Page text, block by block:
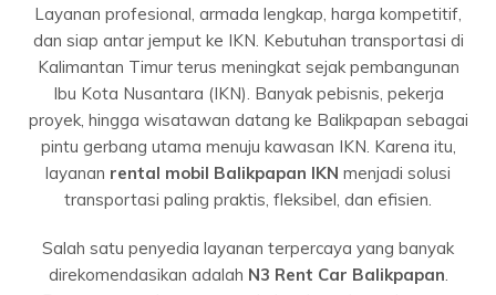
Layanan profesional, armada lengkap, harga kompetitif,
dan siap antar jemput ke IKN. Kebutuhan transportasi di
Kalimantan Timur terus meningkat sejak pembangunan
Ibu Kota Nusantara (IKN). Banyak pebisnis, pekerja
proyek, hingga wisatawan datang ke Balikpapan sebagai
pintu gerbang utama menuju kawasan IKN. Karena itu,
layanan rental mobil Balikpapan IKN menjadi solusi
transportasi paling praktis, fleksibel, dan efisien.
Salah satu penyedia layanan terpercaya yang banyak
direkomendasikan adalah N3 Rent Car Balikpapan